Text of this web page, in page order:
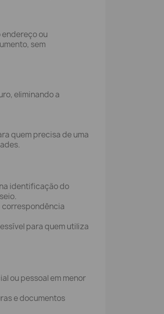
ou
sem
eliminando a
quem precisa de uma
identificação do
para quem utiliza
ou pessoal em menor
e documentos